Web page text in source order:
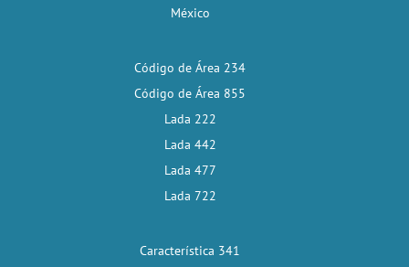
México
Código de Área 234
Código de Área 855
Lada 222
Lada 442
Lada 477
Lada 722
Característica 341